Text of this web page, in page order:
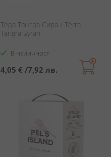
Тера Тангра Сира / Terra
Tangra Syrah
В наличност
4,05 € /7,92 лв.